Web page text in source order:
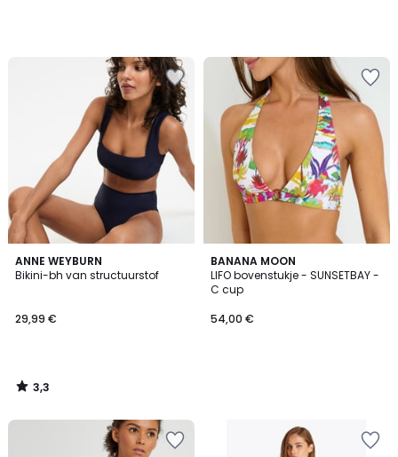
ANNE WEYBURN
Bikini-bh van structuurstof
29,99 €
3,3
/ 5
3,3
/
BANANA MOON
LIFO bovenstukje - SUNSETBAY -
C cup
54,00 €